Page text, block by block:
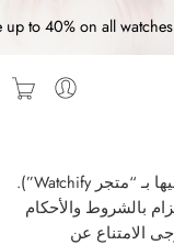
up to 40% on all
(يشار إليها بـ “متجر Watchify”).
بالشروط والأحكام
الامتناع عن